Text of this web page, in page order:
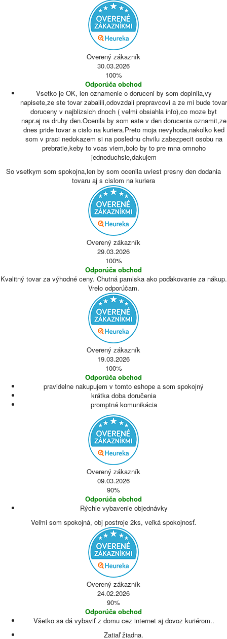
Overený zákazník
30.03.2026
100%
Odporúča obchod
Vsetko je OK, len oznamenie o doruceni by som doplnila,vy
napisete,ze ste tovar zabalili,odovzdali prepravcovi a ze mi bude tovar
doruceny v najblizsich dnoch ( velmi obsiahla info),co moze byt
napr.aj na druhy den.Ocenila by som este v den dorucenia oznamit,ze
dnes pride tovar a cislo na kuriera.Preto moja nevyhoda,nakolko ked
som v praci nedokazem si na poslednu chvilu zabezpecit osobu na
prebratie,keby to vcas viem,bolo by to pre mna omnoho
jednoduchsie,dakujem
So vsetkym som spokojna,len by som ocenila uviest presny den dodania
tovaru aj s cislom na kuriera
Overený zákazník
29.03.2026
100%
Odporúča obchod
Kvalitný tovar za výhodné ceny. Chutná pamlska ako poďakovanie za nákup.
Vrelo odporúčam.
Overený zákazník
19.03.2026
100%
Odporúča obchod
pravidelne nakupujem v tomto eshope a som spokojný
krátka doba doručenia
promptná komunikácia
Overený zákazník
09.03.2026
90%
Odporúča obchod
Rýchle vybavenie objednávky
Veľmi som spokojná, obj postroje 2ks, veľká spokojnosť.
Overený zákazník
24.02.2026
90%
Odporúča obchod
Všetko sa dá vybaviť z domu cez internet aj dovoz kuriérom..
Zatiaľ žiadna.